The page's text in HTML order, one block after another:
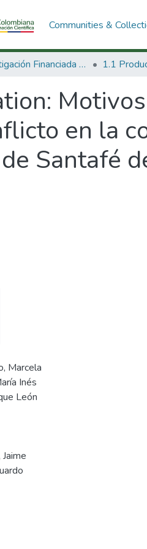
Communities &
1. Investigación Financiada con Recursos Públicos
en la
Santafé
Marcela
Inés
León